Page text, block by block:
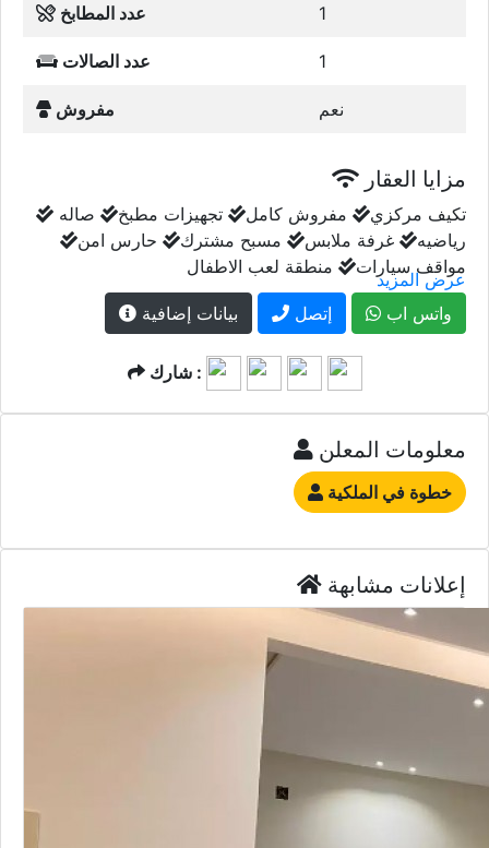
عدد المطابخ 1
عدد الصالات 1
مفروش نعم
مزايا العقار
تكيف مركزي مفروش كامل تجهيزات مطبخ
صاله
رياضيه
غرفة ملابس مسبح مشترك
حارس امن
مواقف سيارات
منطقة لعب الاطفال
عرض المزيد
بيانات إضافية
إتصل واتس اب
شارك :
معلومات المعلن
خطوة في الملكية
إعلانات مشابهة